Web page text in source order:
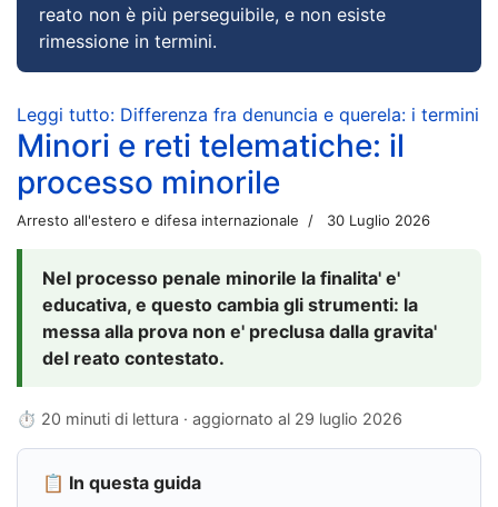
reato non è più perseguibile, e non esiste
rimessione in termini.
Leggi tutto: Differenza fra denuncia e querela: i termini
Minori e reti telematiche: il
processo minorile
Arresto all'estero e difesa internazionale 30 Luglio 2026
Nel processo penale minorile la finalita' e'
educativa, e questo cambia gli strumenti: la
messa alla prova non e' preclusa dalla gravita'
del reato contestato.
⏱ 20 minuti di lettura · aggiornato al 29 luglio 2026
📋 In questa guida